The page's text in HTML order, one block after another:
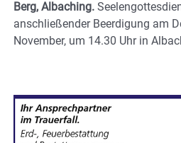
Berg, Albaching.
anschließender Beerdigung am
November, um 14.30 Uhr in